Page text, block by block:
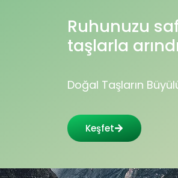
Ruhunuzu
taşlarla
Doğal Taşların
Keşfet